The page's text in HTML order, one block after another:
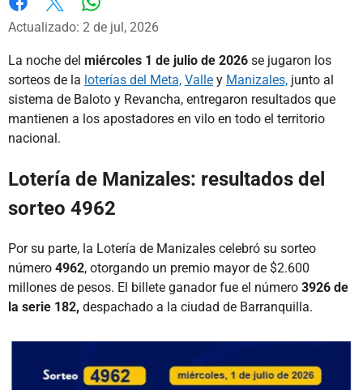
Facebook
X
Actualizado: 2 de jul, 2026
La noche del miércoles 1 de julio de 2026 se jugaron los
sorteos de la loterías del Meta, Valle y Manizales, junto al
sistema de Baloto y Revancha, entregaron resultados que
mantienen a los apostadores en vilo en todo el territorio
nacional.
Lotería de Manizales: resultados del
sorteo 4962
Por su parte, la Lotería de Manizales celebró su sorteo
número 4962, otorgando un premio mayor de $2.600
millones de pesos. El billete ganador fue el número 3926 de
la serie 182, despachado a la ciudad de Barranquilla.